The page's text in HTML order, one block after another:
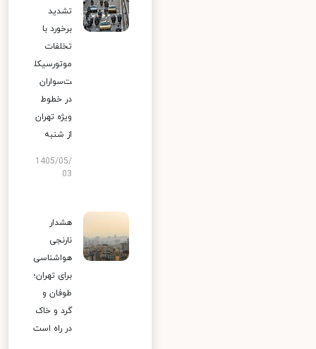
تشدید
برخورد با
تخلفات
موتورسیکل
ت‌سواران
در خطوط
ویژه تهران
از شنبه
1405/05/
03
هشدار
نارنجی
هواشناسی
برای تهران؛
طوفان و
گرد و خاک
در راه است